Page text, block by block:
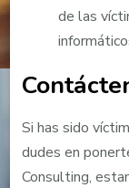
de las
Si has sido
dudes en
Consulting,